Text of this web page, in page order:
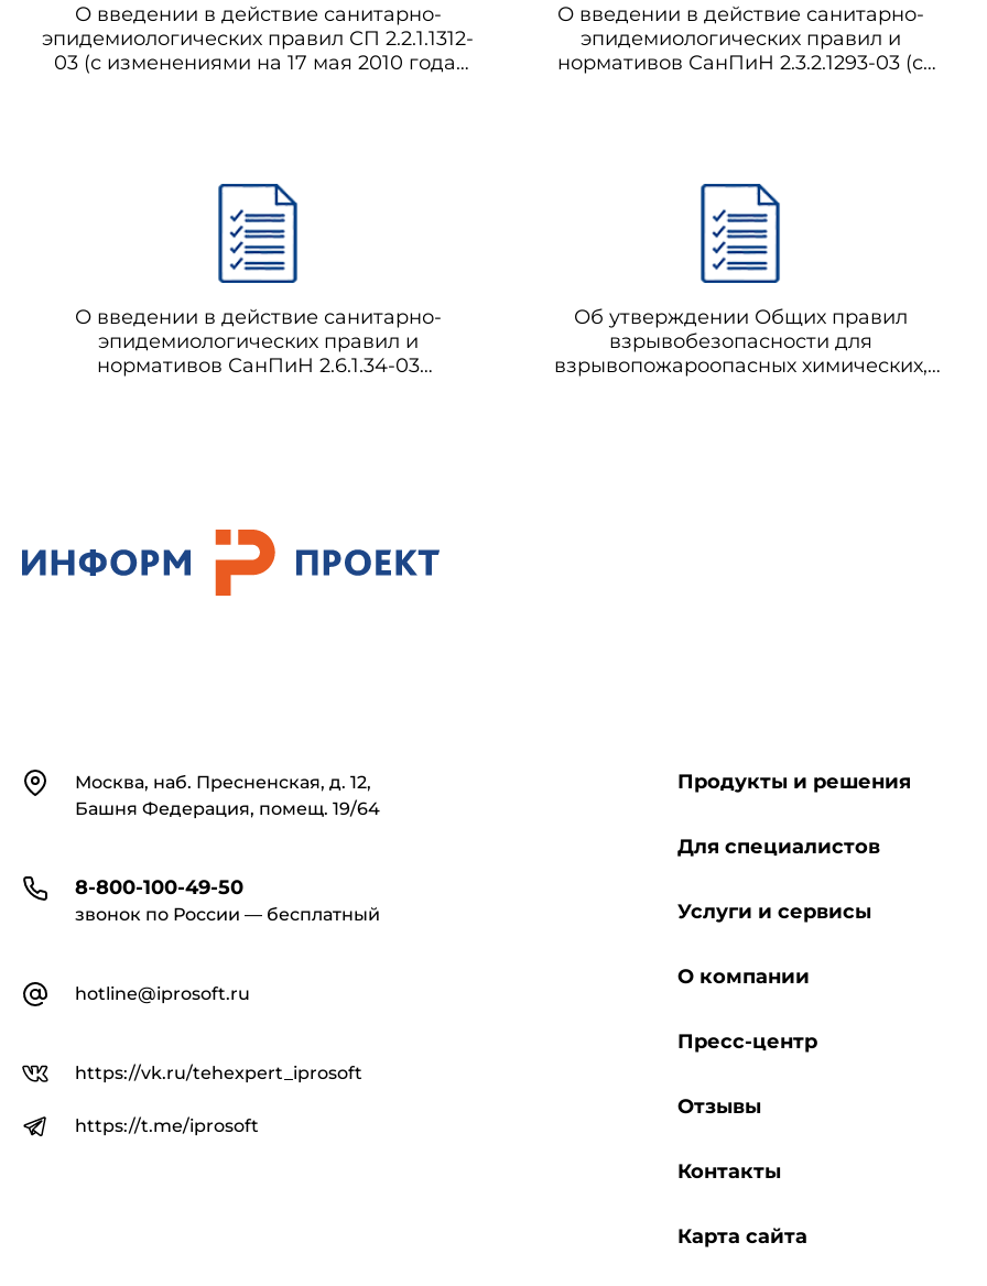
О введении в действие санитарно-
эпидемиологических правил СП 2.2.1.1312-
03 (с изменениями на 17 мая 2010 года)
требования к проектированию вновь
строящихся и реконструируемых
промышленных предприятий
О введении в действие санитарно-
эпидемиологических правил и
нормативов СанПиН 2.3.2.1293-03 (с
1631) СанПиН 2.3.2.1293-03 Гигиенические
требования по применению пищевых
добавок
О введении в действие санитарно-
эпидемиологических правил и
нормативов СанПиН 2.6.1.34-03
Об утверждении Общих правил
взрывобезопасности для
взрывопожароопасных химических,
КонтактыМосква, наб. Пресненская, д. 12,
Башня Федерация, помещ. 19/64
8-800-100-49-50
звонок по России — бесплатный
hotline@iprosoft.ru
https://vk.ru/tehexpert_iprosoft
https://t.me/iprosoft
Продукты и решения
Для специалистов
Услуги и сервисы
О компании
Пресс-центр
Отзывы
Контакты
Карта сайта